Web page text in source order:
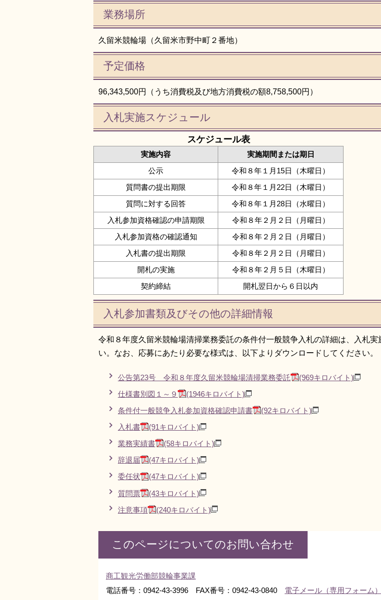
業務場所
久留米競輪場（久留米市野中町２番地）
予定価格
96,343,500円（うち消費税及び地方消費税の額8,758,500円）
入札実施スケジュール
スケジュール表
実施内容
実施期間または期日
公示
令和８年１月15日（木曜日）
質問書の提出期限
令和８年１月22日（木曜日）
質問に対する回答
令和８年１月28日（水曜日）
入札参加資格確認の申請期限
令和８年２月２日（月曜日）
入札参加資格の確認通知
令和８年２月２日（月曜日）
入札書の提出期限
令和８年２月２日（月曜日）
開札の実施
令和８年２月５日（木曜日）
契約締結
開札翌日から６日以内
入札参加書類及びその他の詳細情報
令和８年度久留米競輪場清掃業務委託の条件付一般競争入札の詳細は、入札
い。なお、応募にあたり必要な様式は、以下よりダウンロードしてください。
公告第23号 令和８年度久留米競輪場清掃業務委託
(969キロバイト)
仕様書別図１～９
(1946キロバイト)
条件付一般競争入札参加資格確認申請書
(92キロバイト)
入札書
(91キロバイト)
業務実績書
(58キロバイト)
辞退届
(47キロバイト)
委任状
(47キロバイト)
質問票
(43キロバイト)
注意事項
(240キロバイト)
このページについてのお問い合わせ
商工観光労働部競輪事業課
電話番号：0942-43-3996 FAX番号：0942-43-0840 電子メール（専用フォーム